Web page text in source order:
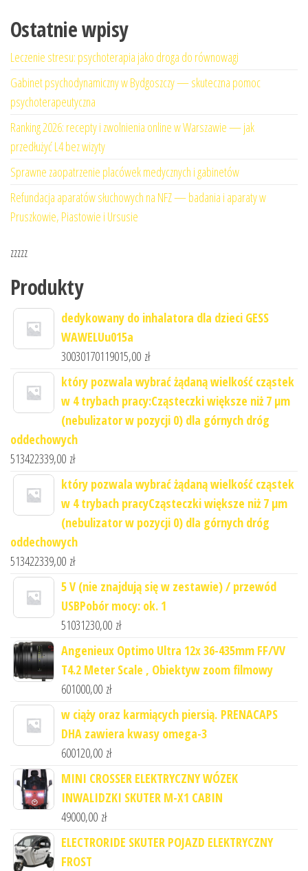
Ostatnie wpisy
Leczenie stresu: psychoterapia jako droga do równowagi
Gabinet psychodynamiczny w Bydgoszczy — skuteczna pomoc
psychoterapeutyczna
Ranking 2026: recepty i zwolnienia online w Warszawie — jak
przedłużyć L4 bez wizyty
Sprawne zaopatrzenie placówek medycznych i gabinetów
Refundacja aparatów słuchowych na NFZ — badania i aparaty w
Pruszkowie, Piastowie i Ursusie
zzzzz
Produkty
dedykowany do inhalatora dla dzieci GESS
WAWELUu015a
30030170119015,00 zł
który pozwala wybrać żądaną wielkość cząstek
w 4 trybach pracy:Cząsteczki większe niż 7 μm
(nebulizator w pozycji 0) dla górnych dróg
oddechowych
513422339,00 zł
który pozwala wybrać żądaną wielkość cząstek
w 4 trybach pracyCząsteczki większe niż 7 μm
(nebulizator w pozycji 0) dla górnych dróg
oddechowych
513422339,00 zł
5 V (nie znajdują się w zestawie) / przewód
USBPobór mocy: ok. 1
51031230,00 zł
Angenieux Optimo Ultra 12x 36-435mm FF/VV
T4.2 Meter Scale , Obiektyw zoom filmowy
601000,00 zł
w ciąży oraz karmiących piersią. PRENACAPS
DHA zawiera kwasy omega-3
600120,00 zł
MINI CROSSER ELEKTRYCZNY WÓZEK
INWALIDZKI SKUTER M-X1 CABIN
49000,00 zł
ELECTRORIDE SKUTER POJAZD ELEKTRYCZNY
FROST